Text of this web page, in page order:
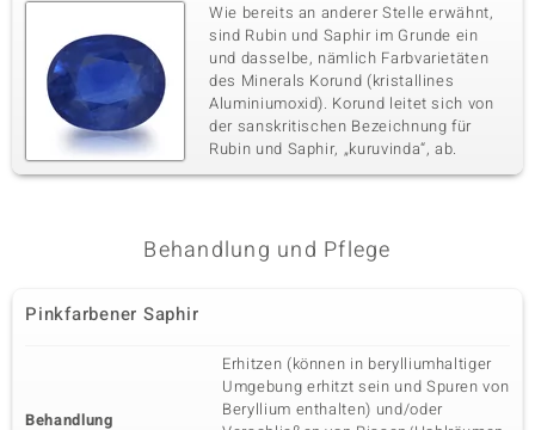
Wie bereits an anderer Stelle erwähnt,
sind Rubin und Saphir im Grunde ein
und dasselbe, nämlich Farbvarietäten
des Minerals Korund (kristallines
Aluminiumoxid). Korund leitet sich von
der sanskritischen Bezeichnung für
Rubin und Saphir, „kuruvinda“, ab.
Behandlung und Pflege
Pinkfarbener Saphir
Behandlung
Erhitzen (können in berylliumhaltiger
Umgebung erhitzt sein und Spuren von
Beryllium enthalten) und/oder